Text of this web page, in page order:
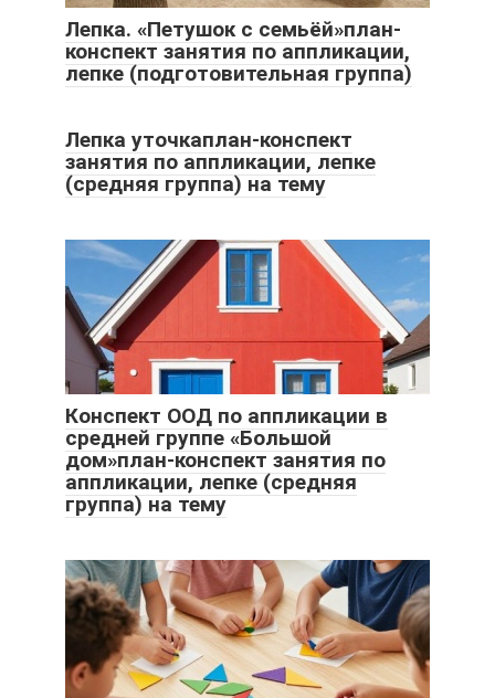
Лепка. «Петушок с семьёй»план-
конспект занятия по аппликации,
лепке (подготовительная группа)
Лепка уточкаплан-конспект
занятия по аппликации, лепке
(средняя группа) на тему
Конспект ООД по аппликации в
средней группе «Большой
дом»план-конспект занятия по
аппликации, лепке (средняя
группа) на тему